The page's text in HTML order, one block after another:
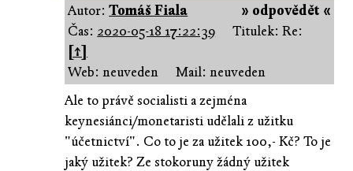
» odpovědět «
Autor:Tomáš Fiala
Čas: 2020-05-18 17:22:39
Titulek: Re:
[↑]
Web: neuveden
Mail: neuveden
Ale to právě socialisti a zejména
keynesiánci/monetaristi udělali z užitku
"účetnictví". Co to je za užitek 100,- Kč? To je
jaký užitek? Ze stokoruny žádný užitek